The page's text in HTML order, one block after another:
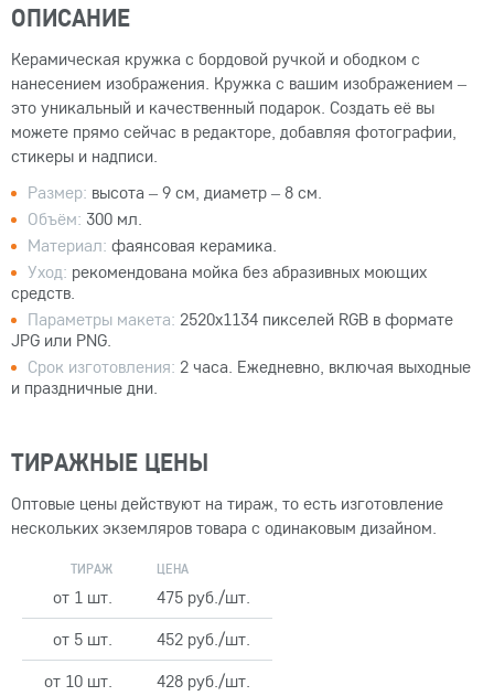
ОПИСАНИЕ
Керамическая кружка с бордовой ручкой и ободком с
нанесением изображения. Кружка с вашим изображением –
это уникальный и качественный подарок. Создать её вы
можете прямо сейчас в редакторе, добавляя фотографии,
стикеры и надписи.
Размер: высота – 9 см, диаметр – 8 см.
Объём: 300 мл.
Материал: фаянсовая керамика.
Уход: рекомендована мойка без абразивных моющих
средств.
Параметры макета: 2520x1134 пикселей RGB в формате
JPG или PNG.
Срок изготовления: 2 часа. Ежедневно, включая выходные
и праздничные дни.
ТИРАЖНЫЕ ЦЕНЫ
Оптовые цены действуют на тираж, то есть изготовление
нескольких экземляров товара с одинаковым дизайном.
ТИРАЖ ЦЕНА
от 1 шт.
475 руб./шт.
от 5 шт.
452 руб./шт.
от 10 шт.
428 руб./шт.